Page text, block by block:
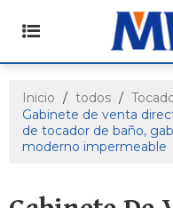
Inicio / todos /
Gabinete de venta
de tocador de baño,
moderno impermeable